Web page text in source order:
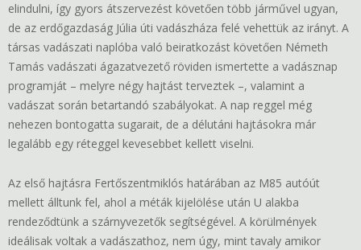
elindulni, így gyors átszervezést követően több járművel ugyan,
de az erdőgazdaság Júlia úti vadászháza felé vehettük az irányt. A
társas vadászati naplóba való beiratkozást követően Németh
Tamás vadászati ágazatvezető röviden ismertette a vadásznap
programját – melyre négy hajtást terveztek –, valamint a
vadászat során betartandó szabályokat. A nap reggel még
nehezen bontogatta sugarait, de a délutáni hajtásokra már
legalább egy réteggel kevesebbet kellett viselni.
Az első hajtásra Fertőszentmiklós határában az M85 autóút
mellett álltunk fel, ahol a méták kijelölése után U alakba
rendeződtünk a szárnyvezetők segítségével. A körülmények
ideálisak voltak a vadászathoz, nem úgy, mint tavaly amikor